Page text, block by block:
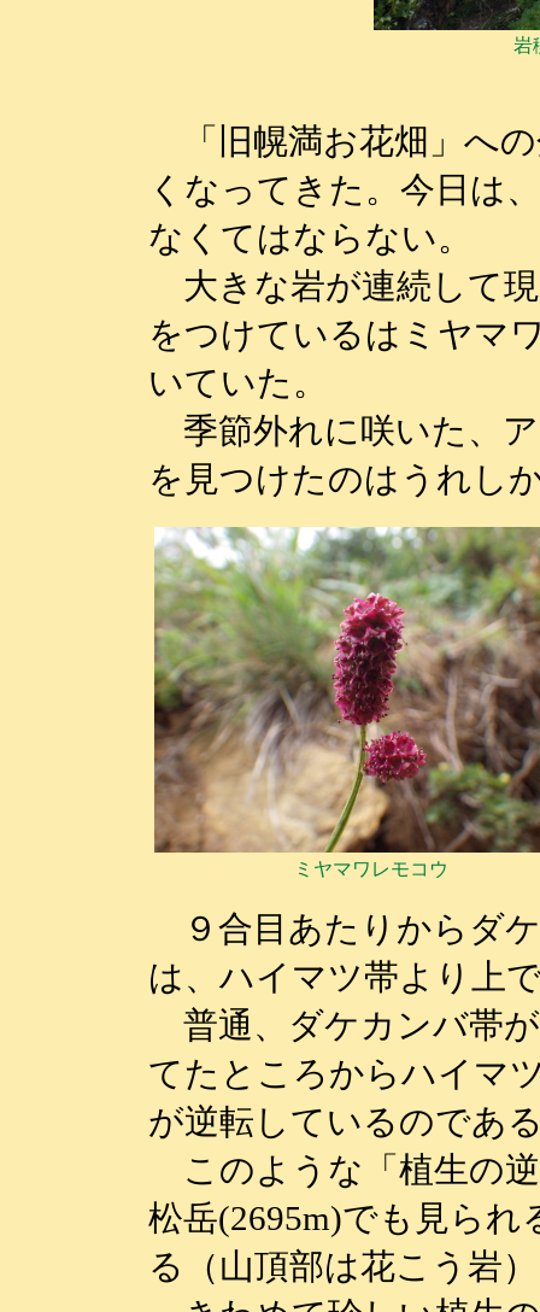
岩
「旧幌満お花畑」へ
くなってきた。今日は
なくてはならない。
大きな岩が連続して
をつけているはミヤマ
いていた。
季節外れに咲いた、
を見つけたのはうれし
ミヤマワレモコウ
９合目あたりからダ
は、ハイマツ帯より上
普通、ダケカンバ帯
てたところからハイマ
が逆転しているのであ
このような「植生の
松岳(2695m)でも見ら
る（山頂部は花こう岩